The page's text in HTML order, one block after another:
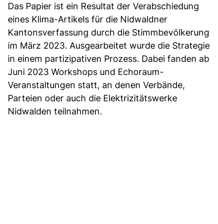
Das Papier ist ein Resultat der Verabschiedung
eines Klima-Artikels für die Nidwaldner
Kantonsverfassung durch die Stimmbevölkerung
im März 2023. Ausgearbeitet wurde die Strategie
in einem partizipativen Prozess. Dabei fanden ab
Juni 2023 Workshops und Echoraum-
Veranstaltungen statt, an denen Verbände,
Parteien oder auch die Elektrizitätswerke
Nidwalden teilnahmen.